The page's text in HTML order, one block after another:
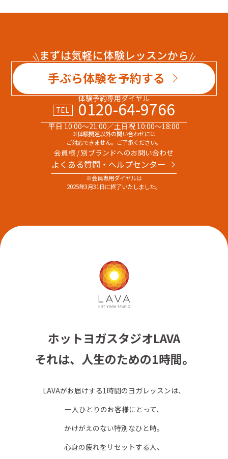
まずは気軽に体験レッスンから
手ぶら体験を予約する
体験予約専用ダイヤル
TEL
0120-64-9766
平日 10:00～21:00／土日祝 10:00～18:00
※体験関連以外の問い合わせには
ご対応できません。ご了承ください。
会員様 / 別ブランドへのお問い合わせ
よくある質問・へルプセンター
※会員専用ダイヤルは
2025年3月31日に終了いたしました。
ホットヨガスタジオLAVA
それは、人生のための1時間。
LAVAがお届けする1時間のヨガレッスンは、
一人ひとりのお客様にとって、
かけがえのない特別なひと時。
心身の疲れをリセットする人、